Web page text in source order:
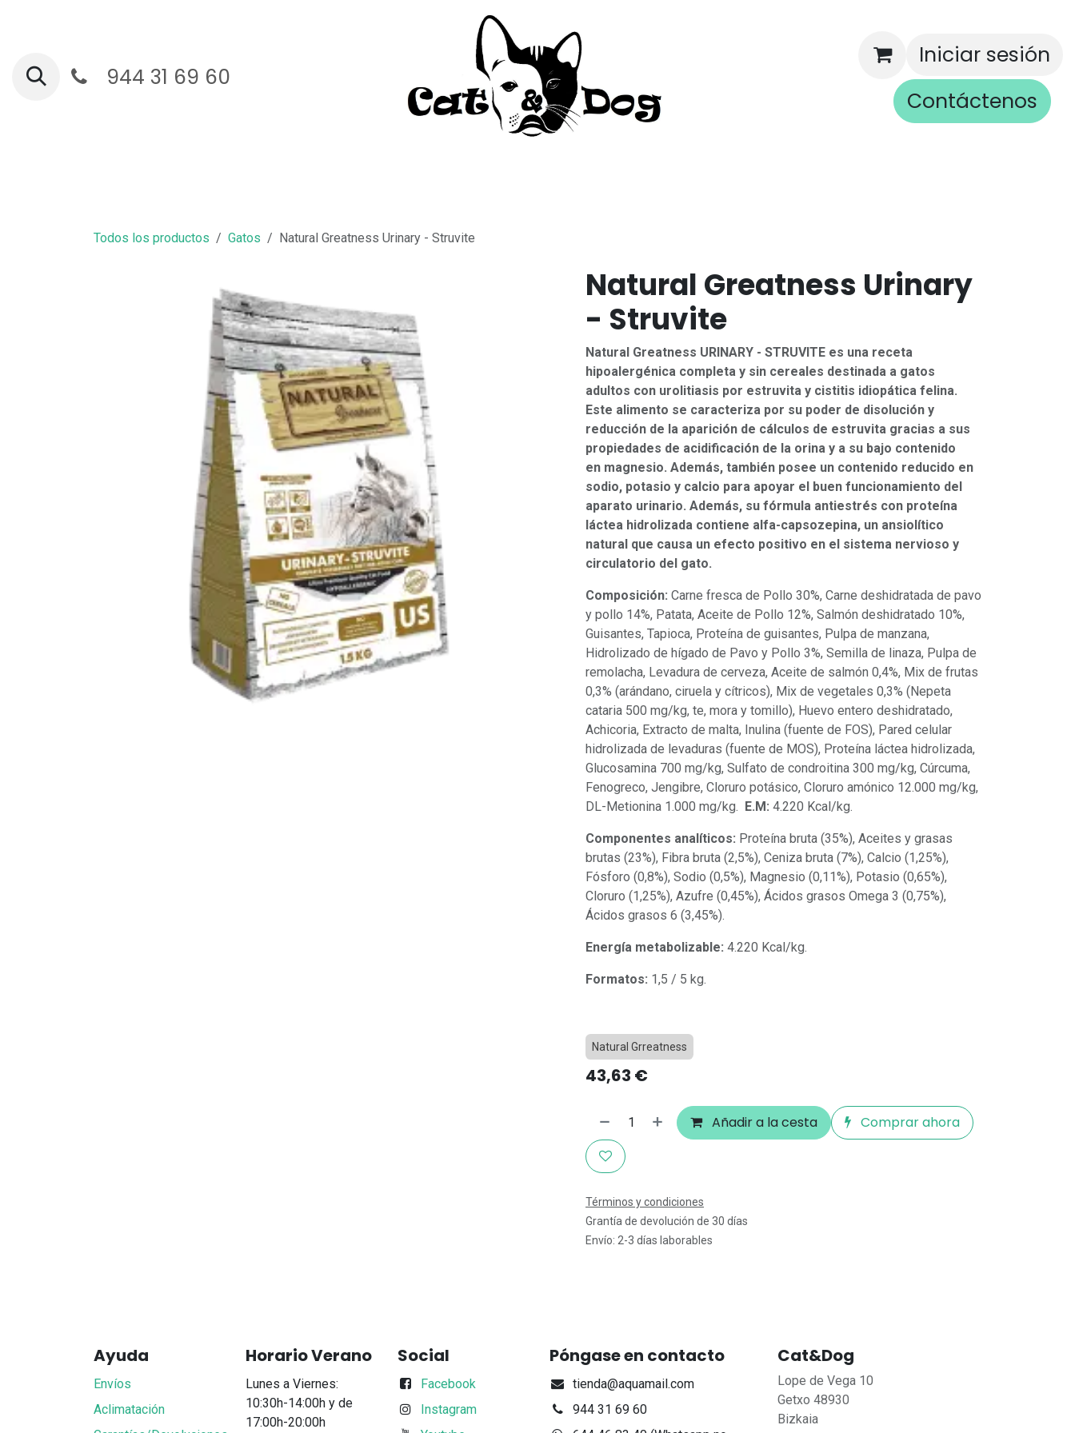
944 31 69 60
Iniciar sesión
Contáctenos
Todos los productos Gatos Natural Greatness Urinary - Struvite
Natural Greatness Urinary
- Struvite
Natural Greatness URINARY - STRUVITE es una receta
hipoalergénica completa y sin cereales destinada a gatos
adultos con urolitiasis por estruvita y cistitis idiopática felina.
Este alimento se caracteriza por su poder de disolución y
reducción de la aparición de cálculos de estruvita gracias a sus
propiedades de acidificación de la orina y a su bajo contenido
en magnesio. Además, también posee un contenido reducido en
sodio, potasio y calcio para apoyar el buen funcionamiento del
aparato urinario. Además, su fórmula antiestrés con proteína
láctea hidrolizada contiene alfa-capsozepina, un ansiolítico
natural que causa un efecto positivo en el sistema nervioso y
circulatorio del gato.
Composición: Carne fresca de Pollo 30%, Carne deshidratada de pavo
y pollo 14%, Patata, Aceite de Pollo 12%, Salmón deshidratado 10%,
Guisantes, Tapioca, Proteína de guisantes, Pulpa de manzana,
Hidrolizado de hígado de Pavo y Pollo 3%, Semilla de linaza, Pulpa de
remolacha, Levadura de cerveza, Aceite de salmón 0,4%, Mix de frutas
0,3% (arándano, ciruela y cítricos), Mix de vegetales 0,3% (Nepeta
cataria 500 mg/kg, te, mora y tomillo), Huevo entero deshidratado,
Achicoria, Extracto de malta, Inulina (fuente de FOS), Pared celular
hidrolizada de levaduras (fuente de MOS), Proteína láctea hidrolizada,
Glucosamina 700 mg/kg, Sulfato de condroitina 300 mg/kg, Cúrcuma,
Fenogreco, Jengibre, Cloruro potásico, Cloruro amónico 12.000 mg/kg,
DL-Metionina 1.000 mg/kg. E.M: 4.220 Kcal/kg.
Componentes analíticos: Proteína bruta (35%), Aceites y grasas
brutas (23%), Fibra bruta (2,5%), Ceniza bruta (7%), Calcio (1,25%),
Fósforo (0,8%), Sodio (0,5%), Magnesio (0,11%), Potasio (0,65%),
Cloruro (1,25%), Azufre (0,45%), Ácidos grasos Omega 3 (0,75%),
Ácidos grasos 6 (3,45%).
Energía metabolizable: 4.220 Kcal/kg.
Formatos: 1,5 / 5 kg.
Natural Grreatness
43,63 €
Añadir a la cesta Comprar ahora
Términos y condiciones
Grantía de devolución de 30 días
Envío: 2-3 días laborables
Ayuda
Envíos
Aclimatación
Horario Verano
Lunes a Viernes:
10:30h-14:00h y de
17:00h-20:00h
Social
Facebook
Instagram
Póngase en contacto
tienda@aquamail.com
944 31 69 60
Cat&Dog
Lope de Vega 10
Getxo 48930
Bizkaia